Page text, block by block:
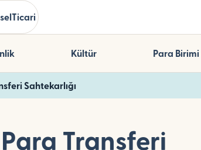
Ticari
Kültür Para Birimi
Sahtekarlığı
Para Transferi